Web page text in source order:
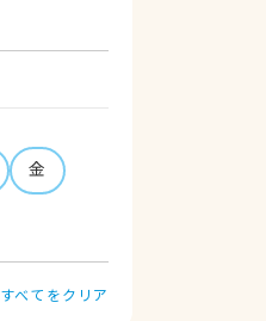
金
すべてをクリア